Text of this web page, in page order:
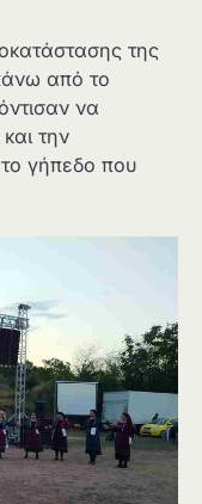
της
από το
να
την
γήπεδο που